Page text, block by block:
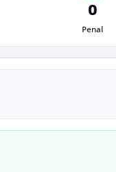
0
Penal